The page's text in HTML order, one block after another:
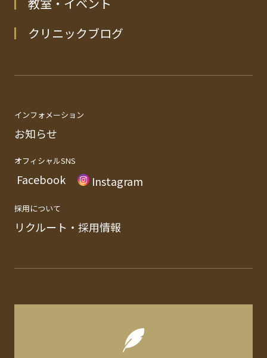
クリニックブログ
インフォメーション
お知らせ
オフィシャルSNS
Facebook Instagram
採用について
リクルート・採用情報